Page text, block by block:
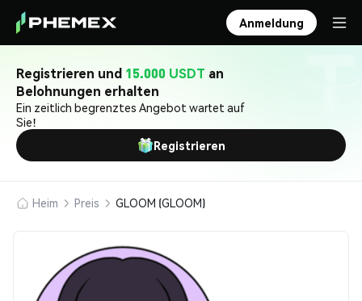
Anmeldung
Registrieren und 15.000 USDT an
Belohnungen erhalten
Ein zeitlich begrenztes Angebot wartet auf
Sie!
Registrieren
Heim Preis GLOOM (GLOOM)